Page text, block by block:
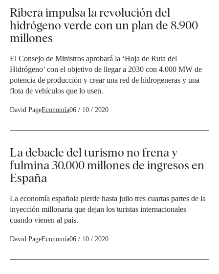
Ribera impulsa la revolución del
hidrógeno verde con un plan de 8.900
millones
El Consejo de Ministros aprobará la ‘Hoja de Ruta del
Hidrógeno’ con el objetivo de llegar a 2030 con 4.000 MW de
potencia de producción y crear una red de hidrogeneras y una
flota de vehículos que lo usen.
David PageEconomía06 / 10 / 2020
La debacle del turismo no frena y
fulmina 30.000 millones de ingresos en
España
La economía española pierde hasta julio tres cuartas partes de la
inyección millonaria que dejan los turistas internacionales
cuando vienen al país.
David PageEconomía06 / 10 / 2020